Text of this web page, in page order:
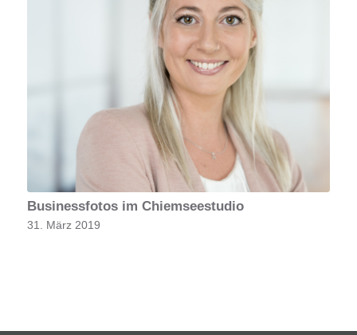
Businessfotos im Chiemseestudio
31. März 2019